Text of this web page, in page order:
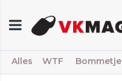
Alles WTF Bommetje